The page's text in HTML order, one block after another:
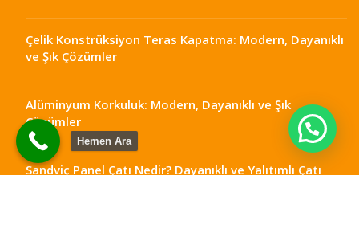
Çelik Konstrüksiyon Teras Kapatma: Modern, Dayanıklı
ve Şık Çözümler
Alüminyum Korkuluk: Modern, Dayanıklı ve Şık
Çözümler
Sandviç Panel Çatı Nedir? Dayanıklı ve Yalıtımlı Çatı
Hemen Ara